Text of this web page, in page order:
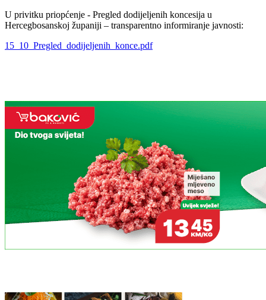
U privitku priopćenje - Pregled dodijeljenih koncesija u
Hercegbosanskoj županiji – transparentno informiranje javnosti:
15_10_Pregled_dodijeljenih_konce.pdf